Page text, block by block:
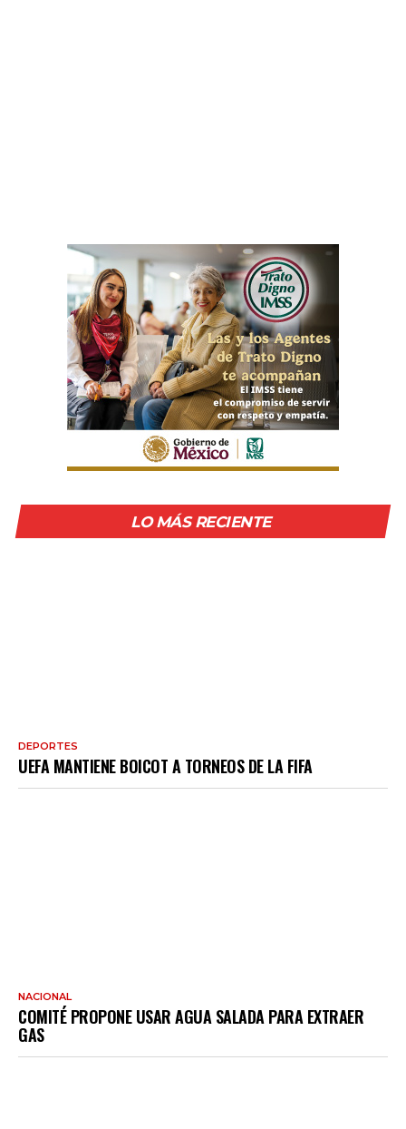
LO MÁS RECIENTE
DEPORTES
UEFA MANTIENE BOICOT A TORNEOS DE LA FIFA
NACIONAL
COMITÉ PROPONE USAR AGUA SALADA PARA EXTRAER
GAS